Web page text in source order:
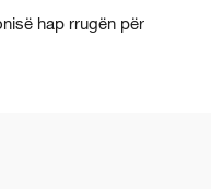
hap rrugën për